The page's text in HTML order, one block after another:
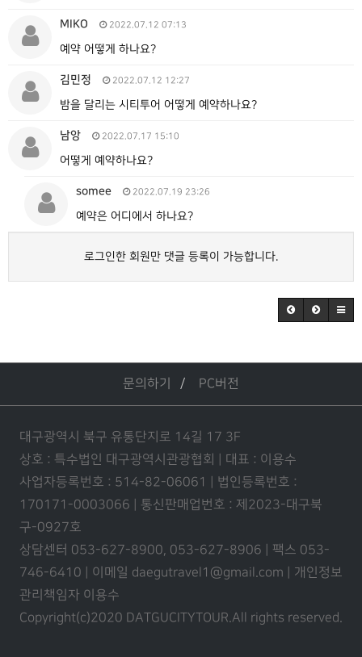
MIKO 2022.07.12 07:13
예약 어떻게 하나요?
김민정 2022.07.12 12:27
밤을 달리는 시티투어 어떻게 예약하나요?
남앙 2022.07.17 15:10
어떻게 예약하나요?
somee 2022.07.19 23:26
예약은 어디에서 하나요?
로그인한 회원만 댓글 등록이 가능합니다.
문의하기 PC버전
대구광역시 북구 유통단지로 14길 17 3F
상호 : 특수법인 대구광역시관광협회 | 대표 : 이용수
사업자등록번호 : 514-82-06061 | 법인등록번호 :
170171-0003066 | 통신판매업번호 : 제2023-대구북
구-0927호
상담센터 053-627-8900, 053-627-8906 | 팩스 053-
746-6410 | 이메일 daegutravel1@gmail.com | 개인정보
관리책임자 이용수
Copyright(c)2020 DATGUCITYTOUR.All rights reserved.